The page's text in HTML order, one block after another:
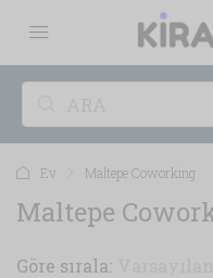
Ev Maltepe Coworking
Maltepe
Göre sırala: